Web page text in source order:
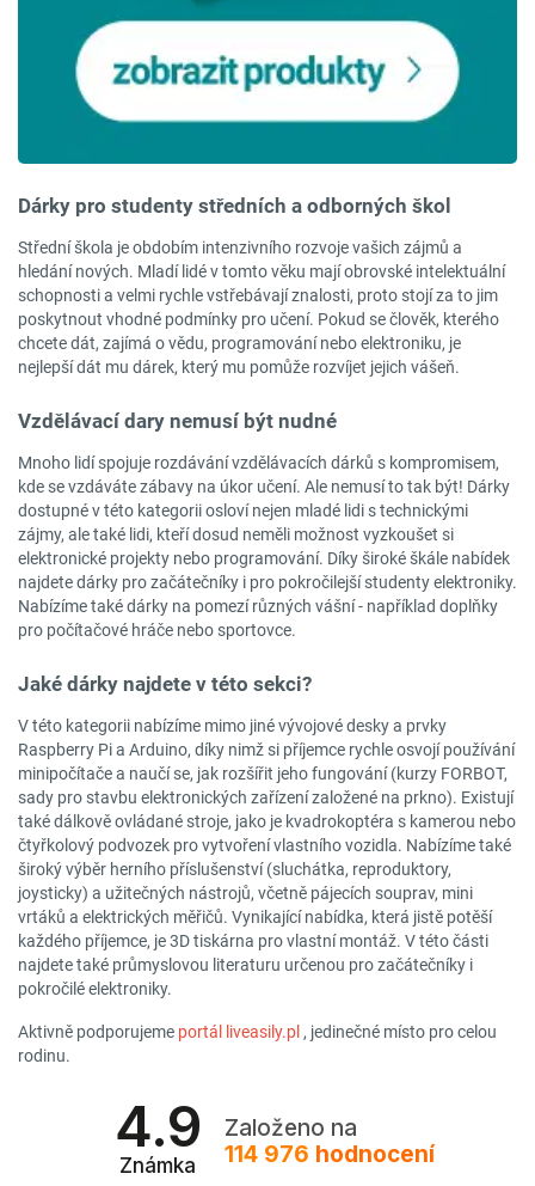
Dárky pro studenty středních a odborných škol
Střední škola je obdobím intenzivního rozvoje vašich zájmů a
hledání nových. Mladí lidé v tomto věku mají obrovské intelektuální
schopnosti a velmi rychle vstřebávají znalosti, proto stojí za to jim
poskytnout vhodné podmínky pro učení. Pokud se člověk, kterého
chcete dát, zajímá o vědu, programování nebo elektroniku, je
nejlepší dát mu dárek, který mu pomůže rozvíjet jejich vášeň.
Vzdělávací dary nemusí být nudné
Mnoho lidí spojuje rozdávání vzdělávacích dárků s kompromisem,
kde se vzdáváte zábavy na úkor učení. Ale nemusí to tak být! Dárky
dostupné v této kategorii osloví nejen mladé lidi s technickými
zájmy, ale také lidi, kteří dosud neměli možnost vyzkoušet si
elektronické projekty nebo programování. Díky široké škále nabídek
najdete dárky pro začátečníky i pro pokročilejší studenty elektroniky.
Nabízíme také dárky na pomezí různých vášní - například doplňky
pro počítačové hráče nebo sportovce.
Jaké dárky najdete v této sekci?
V této kategorii nabízíme mimo jiné vývojové desky a prvky
Raspberry Pi a Arduino, díky nimž si příjemce rychle osvojí používání
minipočítače a naučí se, jak rozšířit jeho fungování (kurzy FORBOT,
sady pro stavbu elektronických zařízení založené na prkno). Existují
také dálkově ovládané stroje, jako je kvadrokoptéra s kamerou nebo
čtyřkolový podvozek pro vytvoření vlastního vozidla. Nabízíme také
široký výběr herního příslušenství (sluchátka, reproduktory,
joysticky) a užitečných nástrojů, včetně pájecích souprav, mini
vrtáků a elektrických měřičů. Vynikající nabídka, která jistě potěší
každého příjemce, je 3D tiskárna pro vlastní montáž. V této části
najdete také průmyslovou literaturu určenou pro začátečníky i
pokročilé elektroniky.
Aktivně podporujeme portál liveasily.pl , jedinečné místo pro celou
rodinu.
4.9
Známka
Založeno na
114 976 hodnocení